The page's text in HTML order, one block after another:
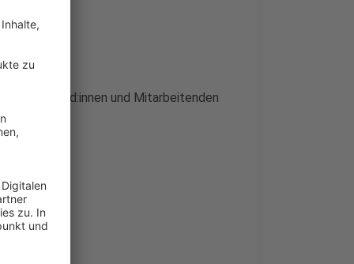
Kund:innen und Mitarbeitenden